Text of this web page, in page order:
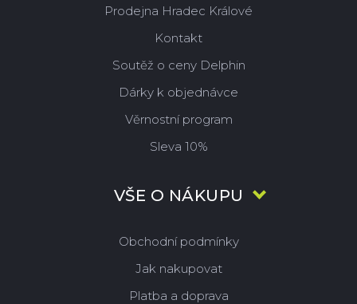
Prodejna Hradec Králové
Kontakt
Soutěž o ceny Delphin
Dárky k objednávce
Věrnostní program
Sleva 10%
VŠE O NÁKUPU
Obchodní podmínky
Jak nakupovat
Platba a doprava